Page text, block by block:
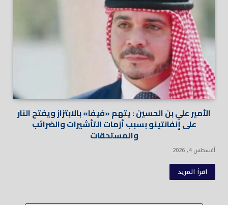
الأمير علي بن الحسين : يتهم «فيفا» بالابتزاز ويفتح النار
على إنفانتينو بسبب أزمات التأشيرات والضرائب
والمستحقات
أغسطس 4, 2026
اقرأ المزيد